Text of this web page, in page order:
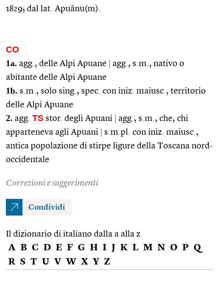
1829; dal lat. Apuānu(m).
CO
1a. agg., delle Alpi Apuane
agg., s.m., nativo o
abitante delle Alpi Apuane
1b. s.m., solo sing., spec. con iniz. maiusc., territorio
delle Alpi Apuane
2. agg. TS stor. degli Apuani
agg., s.m., che, chi
apparteneva agli Apuani
s.m.pl. con iniz. maiusc.,
antica popolazione di stirpe ligure della Toscana nord-
occidentale
Correzioni e suggerimenti
Condividi
Il dizionario di italiano dalla a alla z
A B C D E F G H I J K L M N O P Q
R S T U V W X Y Z